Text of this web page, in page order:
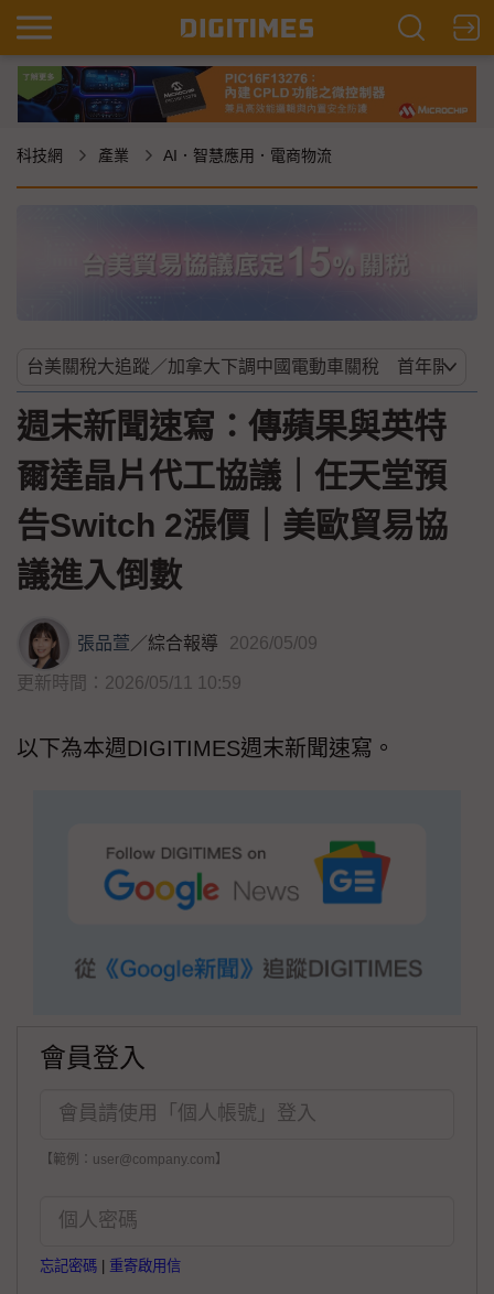
科技網 產業 AI．智慧應用．電商物流
週末新聞速寫：傳蘋果與英特
爾達晶片代工協議｜任天堂預
告Switch 2漲價｜美歐貿易協
議進入倒數
張品萱 ／綜合報導 2026/05/09
更新時間：2026/05/11 10:59
以下為本週DIGITIMES週末新聞速寫。
會員登入
【範例：user@company.com】
忘記密碼 重寄啟用信